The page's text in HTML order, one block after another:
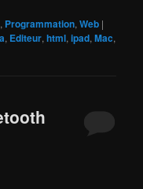
, Programmation,Web |
, Editeur,html,ipad,Mac,